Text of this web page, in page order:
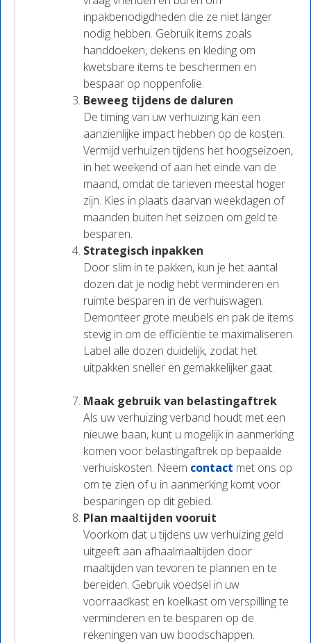
inpakbenodigdheden die ze niet langer
nodig hebben. Gebruik items zoals
handdoeken, dekens en kleding om
kwetsbare items te beschermen en
bespaar op noppenfolie.
Beweeg tijdens de daluren
De timing van uw verhuizing kan een
aanzienlijke impact hebben op de kosten.
Vermijd verhuizen tijdens het hoogseizoen,
in het weekend of aan het einde van de
maand, omdat de tarieven meestal hoger
zijn. Kies in plaats daarvan weekdagen of
maanden buiten het seizoen om geld te
besparen.
Strategisch inpakken
Door slim in te pakken, kun je het aantal
dozen dat je nodig hebt verminderen en
ruimte besparen in de verhuiswagen.
Demonteer grote meubels en pak de items
stevig in om de efficiëntie te maximaliseren.
Label alle dozen duidelijk, zodat het
uitpakken sneller en gemakkelijker gaat.
Maak gebruik van belastingaftrek
Als uw verhuizing verband houdt met een
nieuwe baan, kunt u mogelijk in aanmerking
komen voor belastingaftrek op bepaalde
verhuiskosten. Neem contact met ons op
om te zien of u in aanmerking komt voor
besparingen op dit gebied.
Plan maaltijden vooruit
Voorkom dat u tijdens uw verhuizing geld
uitgeeft aan afhaalmaaltijden door
maaltijden van tevoren te plannen en te
bereiden. Gebruik voedsel in uw
voorraadkast en koelkast om verspilling te
verminderen en te besparen op de
rekeningen van uw boodschappen.